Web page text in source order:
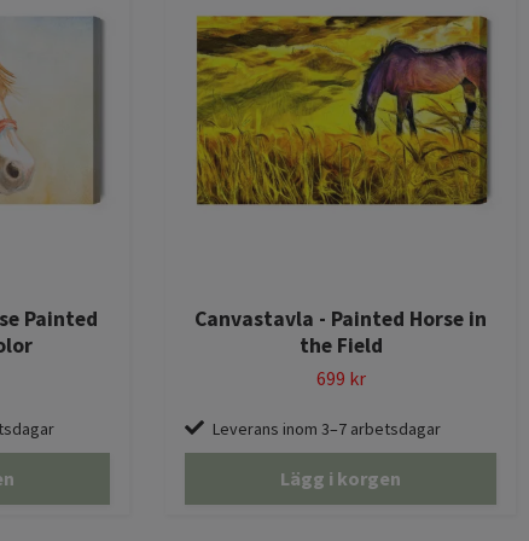
Painted
Canvastavla - Painted Horse in
the Field
699 kr
Leverans inom 3–7 arbetsdagar
Lägg i korgen